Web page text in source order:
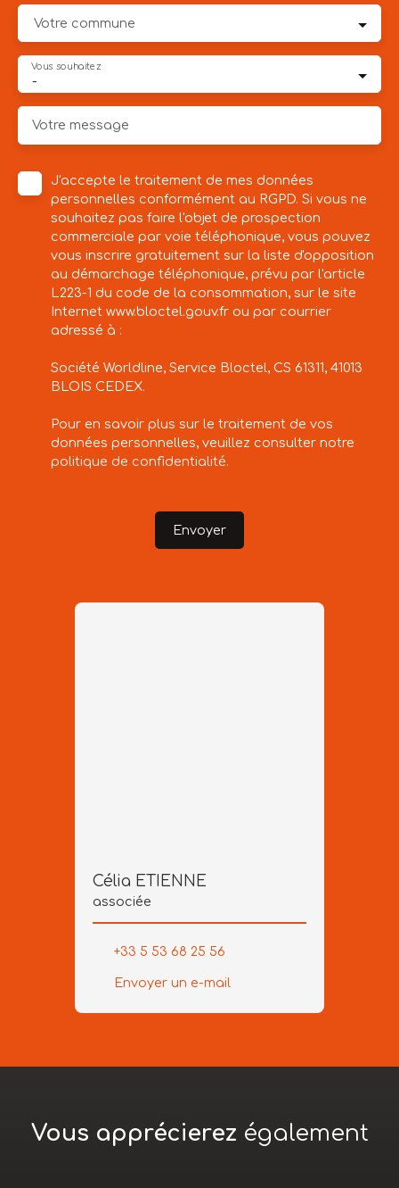
Votre commune
-
Vous souhaitez
Votre message
J'accepte le traitement de mes données
personnelles conformément au RGPD. Si vous ne
souhaitez pas faire l'objet de prospection
commerciale par voie téléphonique, vous pouvez
vous inscrire gratuitement sur la liste d'opposition
au démarchage téléphonique, prévu par l'article
L223-1 du code de la consommation, sur le site
Internet www.bloctel.gouv.fr ou par courrier
adressé à :
Société Worldline, Service Bloctel, CS 61311, 41013
BLOIS CEDEX.
Pour en savoir plus sur le traitement de vos
données personnelles, veuillez consulter notre
politique de confidentialité.
Envoyer
Célia ETIENNE
associée
+33 5 53 68 25 56
Envoyer un e-mail
Vous apprécierez également